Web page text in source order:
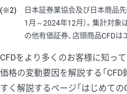
(※2)
日本証券業協会及び日本商品
1月～2024年12月）。集計対象
の他有価証券、店頭商品CFDは
CFDをより多くのお客様に知っ
価格の変動要因を解説する「CFD
すく解説するページ「はじめての